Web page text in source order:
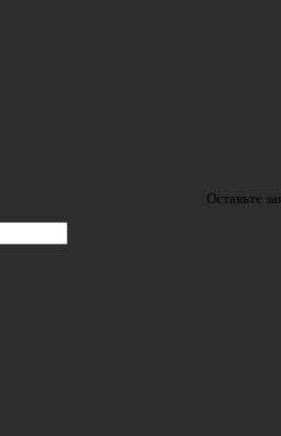
Оставьте